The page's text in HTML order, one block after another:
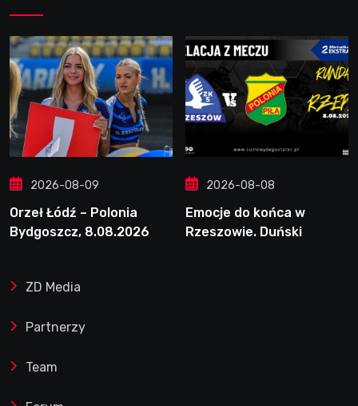
2026-08-09
Orzeł Łódź – Polonia
Bydgoszcz, 8.08.2026
2026-08-08
Emocje do końca w
Rzeszowie. Duński
ZD Media
Partnerzy
Team